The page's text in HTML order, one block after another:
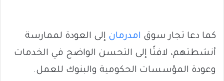
كما دعا تجار سوق امدرمان إلى العودة لممارسة
أنشطتهم، لافتًا إلى التحسن الواضح في الخدمات
وعودة المؤسسات الحكومية والبنوك للعمل.